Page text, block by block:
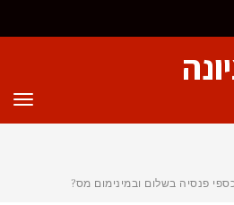
פנסיה בשלום ובמינימום מס?